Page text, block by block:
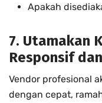
Apakah
7. Utamakan
Responsif
Vendor profesional
dengan cepat,